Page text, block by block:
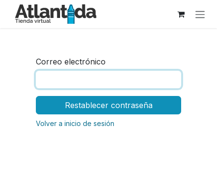
Ir al contenido
Correo electrónico
Restablecer contraseña
Volver a inicio de sesión